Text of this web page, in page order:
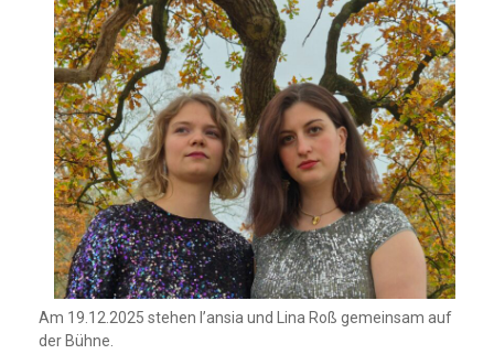
Am 19.12.2025 stehen l’ansia und Lina Roß gemeinsam auf
der Bühne.